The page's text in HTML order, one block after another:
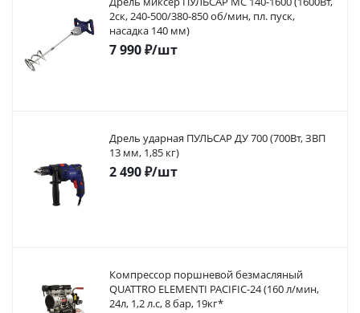
2ск, 240-500/380-850 об/мин, пл. пуск,
насадка 140 мм)
7 990₽/шт
Дрель ударная ПУЛЬСАР ДУ 700 (700Вт, ЗВП
13 мм, 1,85 кг)
2 490₽/шт
Компрессор поршневой безмасляный
QUATTRO ELEMENTI PACIFIC-24 (160 л/мин,
24л, 1,2 л.с, 8 бар, 19кг*